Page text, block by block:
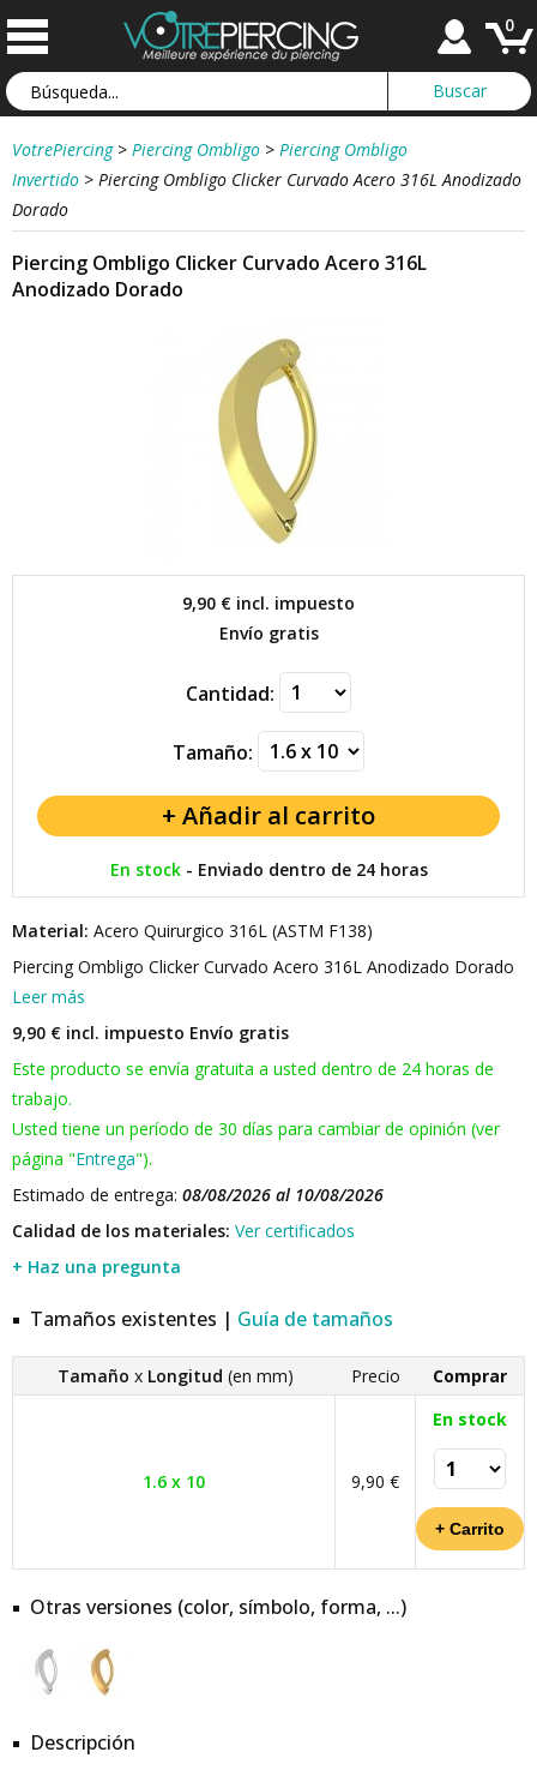
0
VotrePiercing > Piercing Ombligo > Piercing Ombligo
Invertido > Piercing Ombligo Clicker Curvado Acero 316L Anodizado
Dorado
Piercing Ombligo Clicker Curvado Acero 316L
Anodizado Dorado
9,90 € incl. impuesto
Envío gratis
Cantidad:
Tamaño:
En stock- Enviado dentro de 24 horas
Material: Acero Quirurgico 316L (ASTM F138)
Piercing Ombligo Clicker Curvado Acero 316L Anodizado Dorado
Leer más
9,90 € incl. impuesto Envío gratis
Este producto se envía gratuita a usted dentro de 24 horas de
trabajo.
Usted tiene un período de 30 días para cambiar de opinión (ver
página "Entrega").
Estimado de entrega: 08/08/2026 al 10/08/2026
Calidad de los materiales: Ver certificados
+ Haz una pregunta
Tamaños existentes | Guía de tamaños
Tamaño x Longitud (en mm) Precio Comprar
1.6 x 10 9,90 €
En stock
Otras versiones (color, símbolo, forma, ...)
Descripción